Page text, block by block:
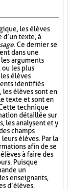
les élèves
d’un texte, à
. Ce dernier se
dans une
arguments
les plus
élèves
identifiés
les élèves sont en
texte et sont en
technique
détaillée sur
les analysent et y
champs
élèves. Par la
afin de se
à faire des
Puisque
un
enseignants,
d’élèves.